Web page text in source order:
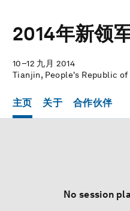
2014年新领
10–12 九月 2014
Tianjin, People's Republic of
主页 关于 合作伙伴
No session